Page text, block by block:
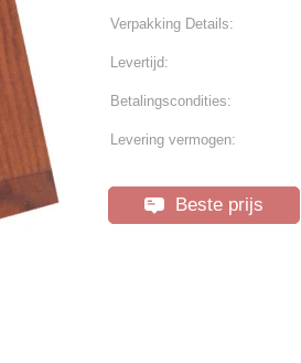
Verpakking Details:
Levertijd:
Betalingscondities:
Levering vermogen:
Beste prijs